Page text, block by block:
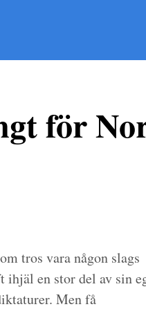
för
tros vara någon slags
ihjäl en stor del av sin
Men få